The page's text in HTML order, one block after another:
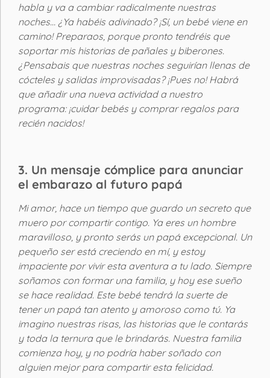
habla y va a cambiar radicalmente nuestras
noches… ¿Ya habéis adivinado? ¡Sí, un bebé viene en
camino! Preparaos, porque pronto tendréis que
soportar mis historias de pañales y biberones.
¿Pensabais que nuestras noches seguirían llenas de
cócteles y salidas improvisadas? ¡Pues no! Habrá
que añadir una nueva actividad a nuestro
programa: ¡cuidar bebés y comprar regalos para
recién nacidos!
3. Un mensaje cómplice para anunciar
el embarazo al futuro papá
Mi amor, hace un tiempo que guardo un secreto que
muero por compartir contigo. Ya eres un hombre
maravilloso, y pronto serás un papá excepcional. Un
pequeño ser está creciendo en mí, y estoy
impaciente por vivir esta aventura a tu lado. Siempre
soñamos con formar una familia, y hoy ese sueño
se hace realidad. Este bebé tendrá la suerte de
tener un papá tan atento y amoroso como tú. Ya
imagino nuestras risas, las historias que le contarás
y toda la ternura que le brindarás. Nuestra familia
comienza hoy, y no podría haber soñado con
alguien mejor para compartir esta felicidad.